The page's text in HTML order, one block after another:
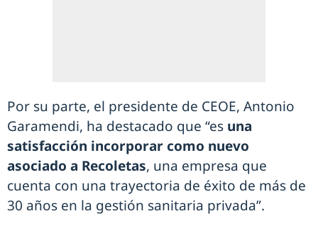
Por su parte, el presidente de CEOE, Antonio
Garamendi, ha destacado que “es una
satisfacción incorporar como nuevo
asociado a Recoletas, una empresa que
cuenta con una trayectoria de éxito de más de
30 años en la gestión sanitaria privada”.